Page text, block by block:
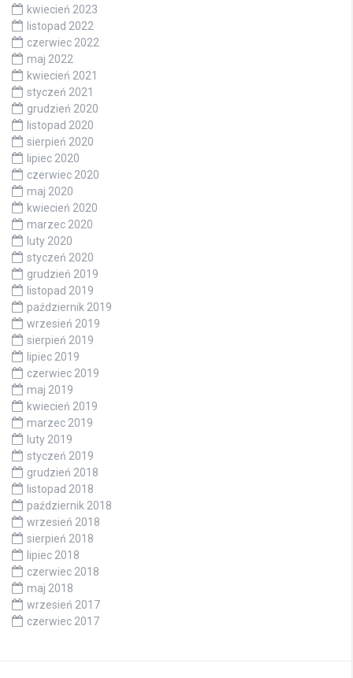
kwiecień 2023
listopad 2022
czerwiec 2022
maj 2022
kwiecień 2021
styczeń 2021
grudzień 2020
listopad 2020
sierpień 2020
lipiec 2020
czerwiec 2020
maj 2020
kwiecień 2020
marzec 2020
luty 2020
styczeń 2020
grudzień 2019
listopad 2019
październik 2019
wrzesień 2019
sierpień 2019
lipiec 2019
czerwiec 2019
maj 2019
kwiecień 2019
marzec 2019
luty 2019
styczeń 2019
grudzień 2018
listopad 2018
październik 2018
wrzesień 2018
sierpień 2018
lipiec 2018
czerwiec 2018
maj 2018
wrzesień 2017
czerwiec 2017